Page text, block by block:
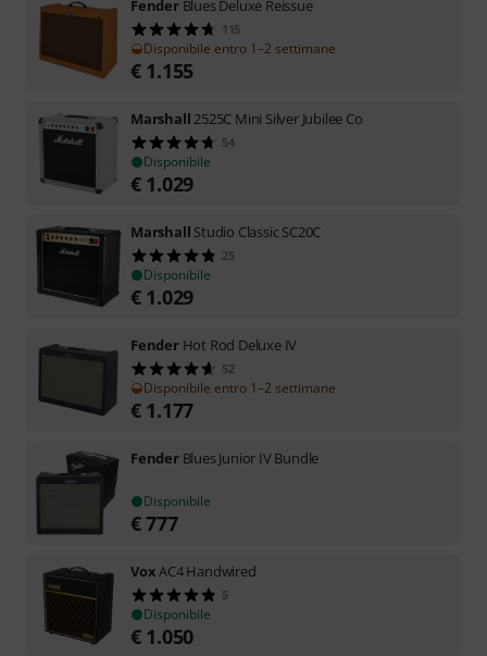
Fender Blues Deluxe Reissue
115
Disponibile entro 1–2 settimane
€ 1.155
Marshall 2525C Mini Silver Jubilee Co
54
Disponibile
€ 1.029
Marshall Studio Classic SC20C
25
Disponibile
€ 1.029
Fender Hot Rod Deluxe IV
52
Disponibile entro 1–2 settimane
€ 1.177
Fender Blues Junior IV Bundle
Disponibile
€777
VoxAC4 Handwired
5
Disponibile
€ 1.050